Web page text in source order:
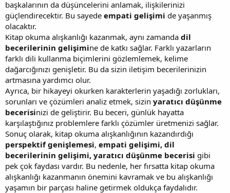
başkalarının da düşüncelerini anlamak, ilişkilerinizi
güçlendirecektir. Bu sayede empati gelişimi de yaşanmış
olacaktır.
Kitap okuma alışkanlığı kazanmak, aynı zamanda dil
becerilerinin gelişimine de katkı sağlar. Farklı yazarların
farklı dili kullanma biçimlerini gözlemlemek, kelime
dağarcığınızı genişletir. Bu da sizin iletişim becerilerinizin
artmasına yardımcı olur.
Ayrıca, bir hikayeyi okurken karakterlerin yaşadığı zorlukları,
sorunları ve çözümleri analiz etmek, sizin yaratıcı düşünme
becerisinizi de geliştirir. Bu beceri, günlük hayatta
karşılaştığınız problemlere farklı çözümler üretmenizi sağlar.
Sonuç olarak, kitap okuma alışkanlığının kazandırdığı
perspektif genişlemesi, empati gelişimi, dil
becerilerinin gelişimi, yaratıcı düşünme becerisi gibi
pek çok faydası vardır. Bu nedenle, her fırsatta kitap okuma
alışkanlığı kazanmanın önemini kavramak ve bu alışkanlığı
yaşamın bir parçası haline getirmek oldukça faydalıdır.